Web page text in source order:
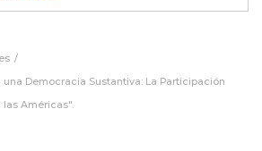
una Democracia Sustantiva: La Participación
las Américas".